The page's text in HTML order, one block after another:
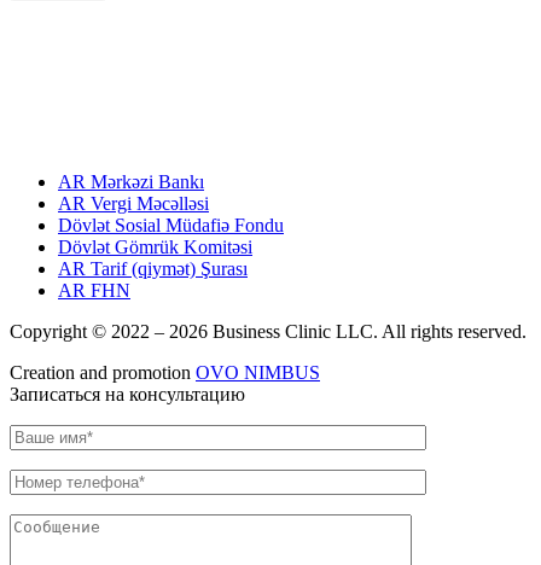
AR Mərkəzi Bankı
AR Vergi Məcəlləsi
Dövlət Sosial Müdafiə Fondu
Dövlət Gömrük Komitəsi
AR Tarif (qiymət) Şurası
AR FHN
Copyright © 2022 – 2026 Business Clinic LLC. All rights reserved.
Creation and promotion OVO NIMBUS
Записаться на консультацию